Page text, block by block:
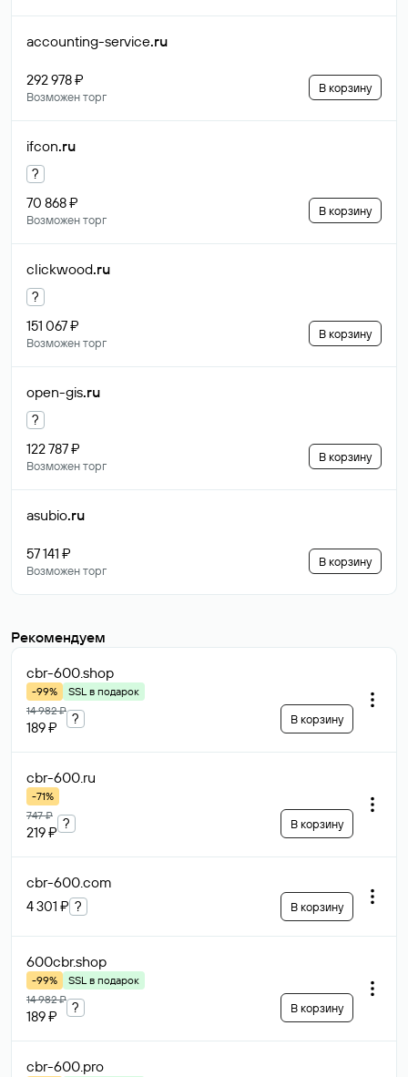
accounting-service.ru
292 978 ₽
Возможен торг
В корзину
ifcon.ru
?
70 868 ₽
Возможен торг
В корзину
clickwood.ru
?
151 067 ₽
Возможен торг
В корзину
open-gis.ru
?
122 787 ₽
Возможен торг
В корзину
asubio.ru
57 141 ₽
Возможен торг
В корзину
Рекомендуем
cbr-600.shop
-99%
SSL в подарок
14 982 ₽
189 ₽
? В корзину
cbr-600.ru
-71%
747 ₽
219 ₽
? В корзину
cbr-600.com
4 301 ₽ ? В корзину
600cbr.shop
-99%
SSL в подарок
14 982 ₽
189 ₽
? В корзину
cbr-600.pro